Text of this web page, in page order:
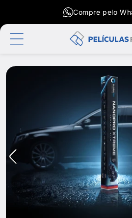
para o
Compre pelo